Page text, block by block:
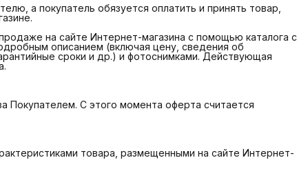
а покупатель обязуется оплатить и принять товар,
на сайте Интернет-магазина с помощью каталога с
описанием (включая цену, сведения об
сроки и др.) и фотоснимками. Действующая
Покупателем. С этого момента оферта считается
товара, размещенными на сайте Интернет-